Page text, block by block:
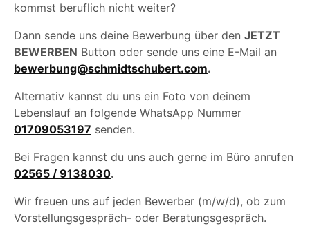
kommst beruflich nicht weiter?
Dann sende uns deine Bewerbung über den JETZT
BEWERBEN Button oder sende uns eine E-Mail an
bewerbung@schmidtschubert.com.
Alternativ kannst du uns ein Foto von deinem
Lebenslauf an folgende WhatsApp Nummer
01709053197 senden.
Bei Fragen kannst du uns auch gerne im Büro anrufen
02565 / 9138030.
Wir freuen uns auf jeden Bewerber (m/w/d), ob zum
Vorstellungsgespräch- oder Beratungsgespräch.